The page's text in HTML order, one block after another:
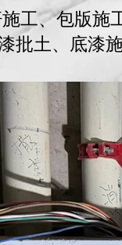
工、包版施
批土、底漆